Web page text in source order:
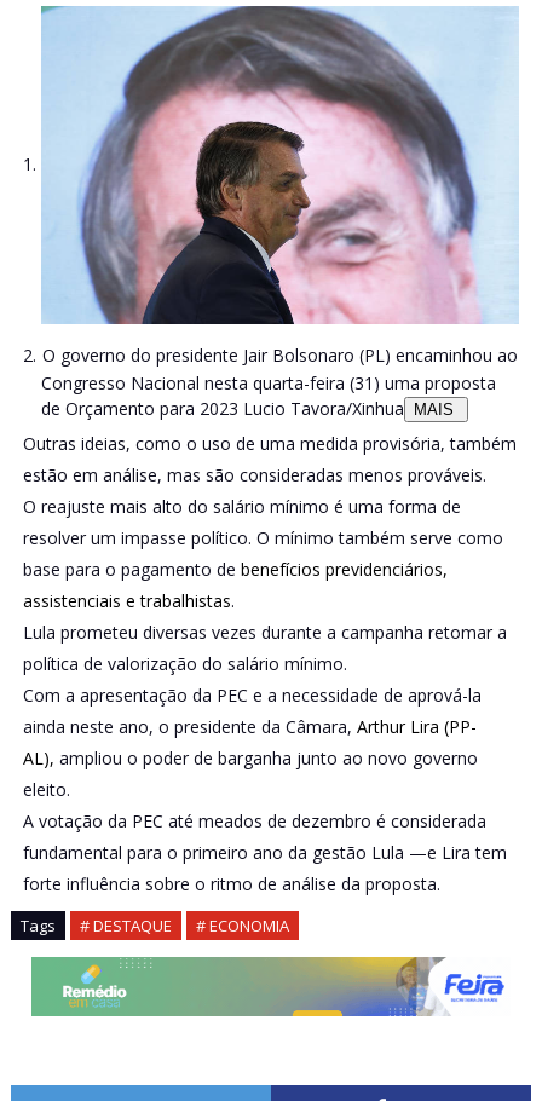
O governo do presidente Jair Bolsonaro (PL) encaminhou ao
Congresso Nacional nesta quarta-feira (31) uma proposta
de Orçamento para 2023 Lucio Tavora/Xinhua MAIS
Outras ideias, como o uso de uma medida provisória, também
estão em análise, mas são consideradas menos prováveis.
O reajuste mais alto do salário mínimo é uma forma de
resolver um impasse político. O mínimo também serve como
base para o pagamento de benefícios previdenciários,
assistenciais e trabalhistas.
Lula prometeu diversas vezes durante a campanha retomar a
política de valorização do salário mínimo.
Com a apresentação da PEC e a necessidade de aprová-la
ainda neste ano, o presidente da Câmara, Arthur Lira (PP-
AL), ampliou o poder de barganha junto ao novo governo
eleito.
A votação da PEC até meados de dezembro é considerada
fundamental para o primeiro ano da gestão Lula —e Lira tem
forte influência sobre o ritmo de análise da proposta.
Tags # DESTAQUE # ECONOMIA